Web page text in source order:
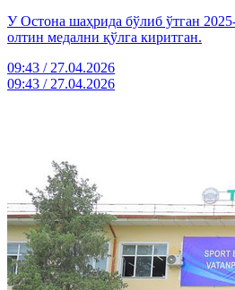
У Остона шаҳрида бўлиб ўтган
олтин медални қўлга киритган.
09:43 / 27.04.2026
09:43 / 27.04.2026